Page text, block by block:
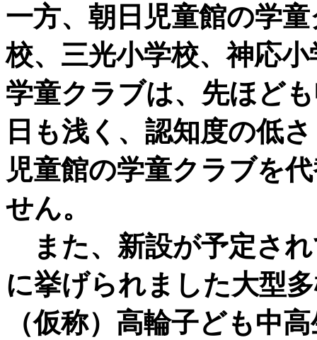
一方、朝日児童館の学
校、三光小学校、神応
学童クラブは、先ほど
日も浅く、認知度の低
児童館の学童クラブを
せん。
また、新設が予定さ
に挙げられました大型
（仮称）高輪子ども中